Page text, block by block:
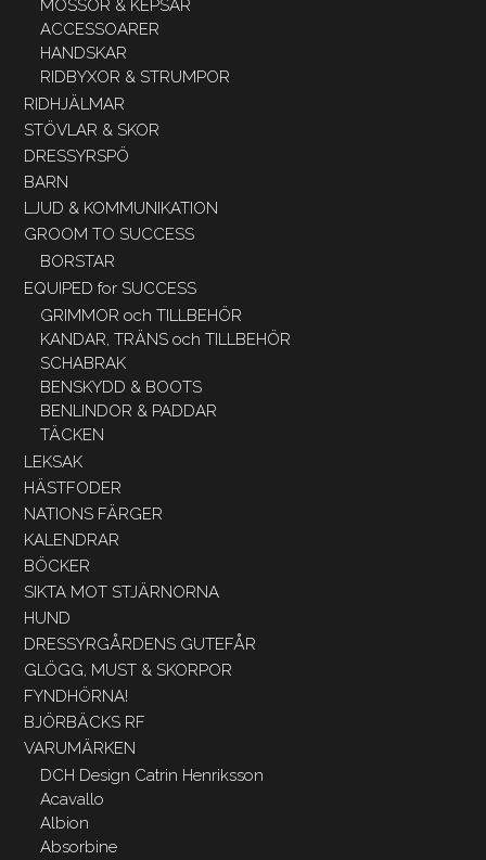
MÖSSOR & KEPSAR
ACCESSOARER
HANDSKAR
RIDBYXOR & STRUMPOR
RIDHJÄLMAR
STÖVLAR & SKOR
DRESSYRSPÖ
BARN
LJUD & KOMMUNIKATION
GROOM TO SUCCESS
BORSTAR
EQUIPED for SUCCESS
GRIMMOR och TILLBEHÖR
KANDAR, TRÄNS och TILLBEHÖR
SCHABRAK
BENSKYDD & BOOTS
BENLINDOR & PADDAR
TÄCKEN
LEKSAK
HÄSTFODER
NATIONS FÄRGER
KALENDRAR
BÖCKER
SIKTA MOT STJÄRNORNA
HUND
DRESSYRGÅRDENS GUTEFÅR
GLÖGG, MUST & SKORPOR
FYNDHÖRNA!
BJÖRBÄCKS RF
VARUMÄRKEN
DCH Design Catrin Henriksson
Acavallo
Albion
Absorbine